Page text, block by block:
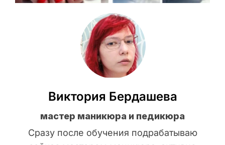
Виктория Бердашева
мастер маникюра и педикюра
Сразу после обучения подрабатываю